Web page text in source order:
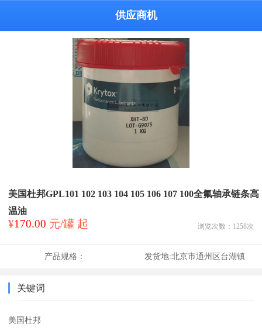
供应商机
美国杜邦GPL101 102 103 104 105 106 107 100全氟轴承链条高
温油
¥170.00 元/罐 起 浏览次数： 1258次
产品规格： 发货地:北京市通州区台湖镇
关键词
美国杜邦